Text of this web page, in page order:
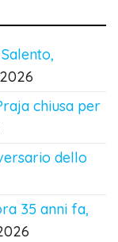
chiusa per
dello
35 anni fa,